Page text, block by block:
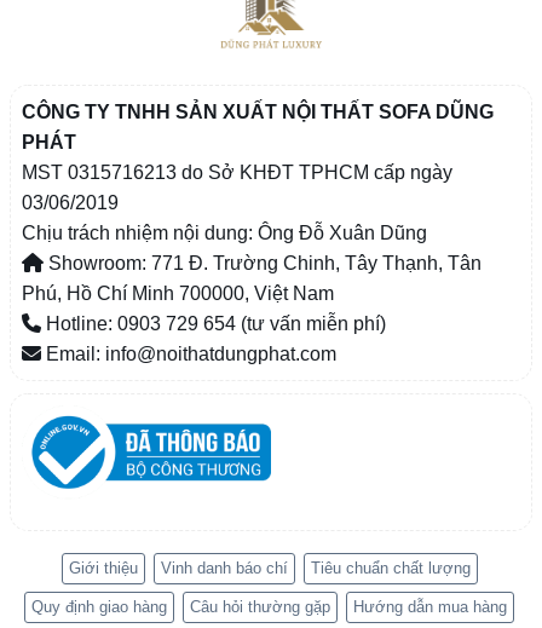
CÔNG TY TNHH SẢN XUẤT NỘI THẤT SOFA DŨNG
PHÁT
MST 0315716213 do Sở KHĐT TPHCM cấp ngày
03/06/2019
Chịu trách nhiệm nội dung: Ông Đỗ Xuân Dũng
Showroom: 771 Đ. Trường Chinh, Tây Thạnh, Tân
Phú, Hồ Chí Minh 700000, Việt Nam
Hotline: 0903 729 654 (tư vấn miễn phí)
Email: info@noithatdungphat.com
Giới thiệu Vinh danh báo chí Tiêu chuẩn chất lượng
Quy định giao hàng Câu hỏi thường gặp Hướng dẫn mua hàng